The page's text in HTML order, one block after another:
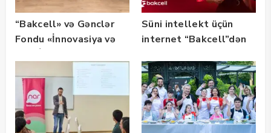
“Bakcell» və Gənclər
Fondu «İnnovasiya və
təqaüd proqramının
qalibləri ilə görüş
keçirib
Süni intellekt üçün
internet “Bakcell”dən